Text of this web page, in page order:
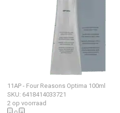
11AP - Four Reasons Optima 100ml
SKU: 6418414033721
2 op voorraad